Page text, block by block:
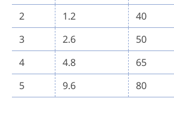
2
1.2 40
3
2.6 50
4
4.8 65
5
9.6 80